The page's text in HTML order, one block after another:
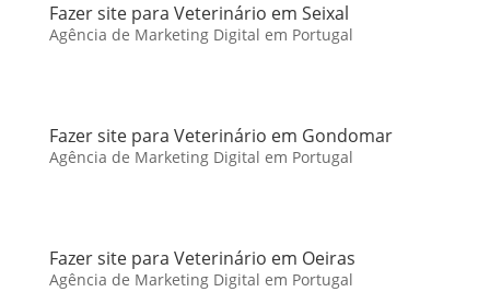
Fazer site para Veterinário em Seixal
Agência de Marketing Digital em Portugal
Fazer site para Veterinário em Gondomar
Agência de Marketing Digital em Portugal
Fazer site para Veterinário em Oeiras
Agência de Marketing Digital em Portugal